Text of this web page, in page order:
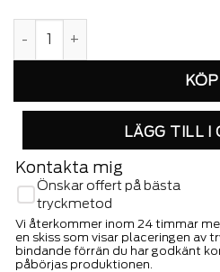
Kontakta mig
Önskar offert på bästa
tryckmetod
Vi återkommer inom 24 timmar
en skiss som visar placeringen av
bindande förrän du har godkänt
påbörjas produktionen.
LÄGG TILL I